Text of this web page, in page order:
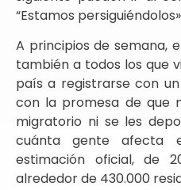
“Estamos
A principios de semana,
también a todos los que
país a registrarse con
con la promesa de que
migratorio ni se les
cuánta gente afecta
estimación oficial, de
alrededor de 430.000